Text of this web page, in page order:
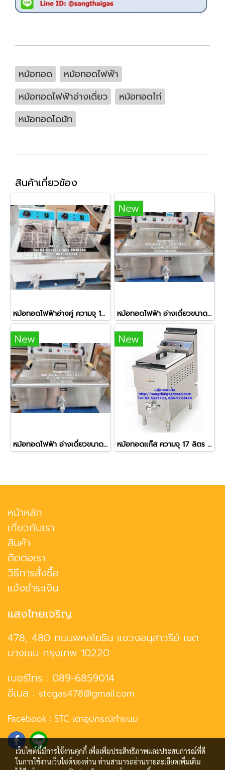
หม้อทอด
หม้อทอดไฟฟ้า
หม้อทอดไฟฟ้าอ่างเดี่ยว
หม้อทอดไก่
หม้อทอดโดนัท
สินค้าเกี่ยวข้อง
หม้อทอดไฟฟ้าอ่างคู่ ความจุ 16 ลิตร (อ่างละ 8 ลิตร) รุ่น 102V
New
หม้อทอดไฟฟ้า อ่างเดี่ยวขนาดใหญ่ ความจุ 20 ลิตร
New
หม้อทอดไฟฟ้า อ่างเดี่ยวขนาดใหญ่ ความจุ 30 ลิตร
New
หม้อทอดแก๊ส ความจุ 17 ลิตร ควบคุมอุณหภูมิได้
หน้าหลัก
เกี่ยวกับเรา
สินค้า
ติดต่อเรา
วิธีการสั่งซื้อ
แจ้งชำระเงิน
แสงไทยเจริญ
478, 480 ถนนพหลโยธิน แขวงอนุสาวรีย์ เขต
บางเขน กรุงเทพ 10220
เบอร์โทร : 089-6859014
อีเมล : stcgas478@gmail.com
Facebook : STC เตาอุปกรณ์ทำขนม
เว็บไซต์นี้มีการใช้งานคุกกี้ เพื่อเพิ่มประสิทธิภาพและประสบการณ์ที่ดี
ในการใช้งานเว็บไซต์ของท่าน ท่านสามารถอ่านรายละเอียดเพิ่มเติม